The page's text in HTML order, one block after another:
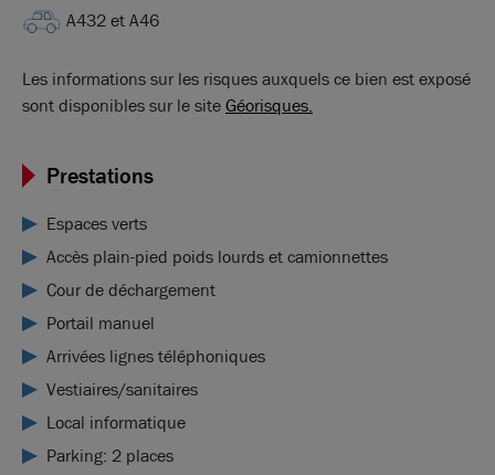
A432 et A46
Les informations sur les risques auxquels ce bien est exposé
sont disponibles sur le siteGéorisques.
Prestations
Espaces verts
Accès plain-pied poids lourds et camionnettes
Cour de déchargement
Portail manuel
Arrivées lignes téléphoniques
Vestiaires/sanitaires
Local informatique
Parking: 2 places